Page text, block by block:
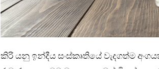
කිරි යනු ඉන්දීය සංස්කෘතියේ වැදගත්ම